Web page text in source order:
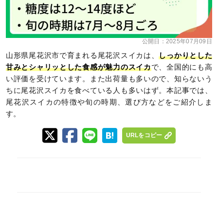
公開日： 2025年07月09日
山形県尾花沢市で育まれる尾花沢スイカは、しっかりとした
甘みとシャリッとした食感が魅力のスイカで、全国的にも高
い評価を受けています。また出荷量も多いので、知らないう
ちに尾花沢スイカを食べている人も多いはず。本記事では、
尾花沢スイカの特徴や旬の時期、選び方などをご紹介しま
す。
URLをコピー